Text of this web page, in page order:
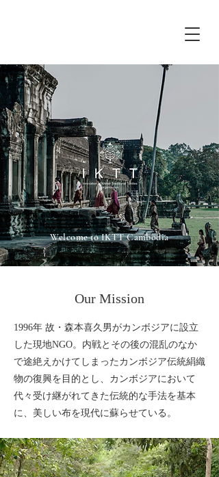
Innovation
Welcome to IKTT Cambodia
Our Mission
1996年 故・森本喜久男がカンボジアに設立
した現地NGO。内戦とその後の混乱のなか
で途絶えかけてしまったカンボジア伝統絹織
物の復興を目的とし、カンボジアにおいて
代々受け継がれてきた伝統的な手法を基本
に、美しい布を現代に蘇らせている。